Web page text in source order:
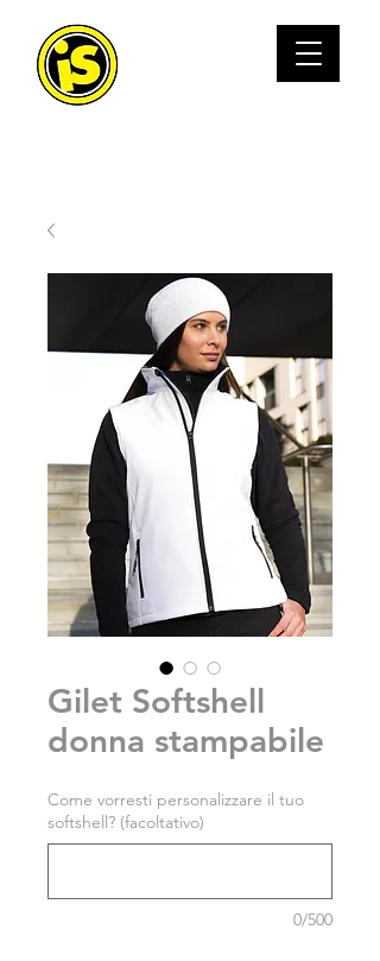
Gilet Softshell
donna stampabile
Come vorresti personalizzare il tuo
softshell? (facoltativo)
0/500